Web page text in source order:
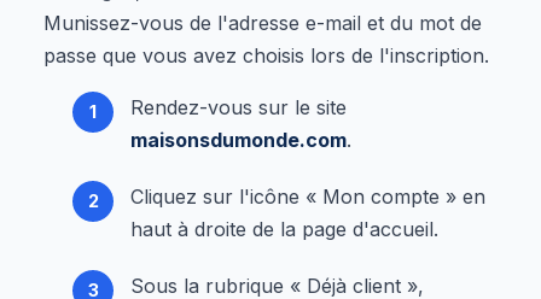
Munissez-vous de l'adresse e-mail et du mot de
passe que vous avez choisis lors de l'inscription.
Rendez-vous sur le site
maisonsdumonde.com.
Cliquez sur l'icône « Mon compte » en
haut à droite de la page d'accueil.
Sous la rubrique « Déjà client »,